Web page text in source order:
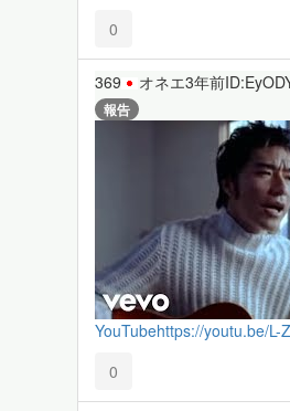
0
369 オネエ3年前
報告
YouTubehttps://youtu.be/L-
0